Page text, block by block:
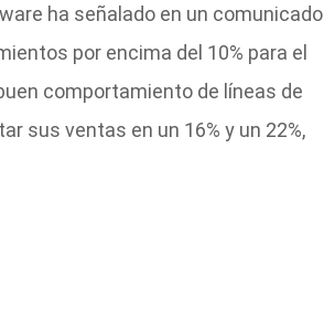
ha señalado en un comunicado
por encima del 10% para el
comportamiento de líneas de
sus ventas en un 16% y un 22%,